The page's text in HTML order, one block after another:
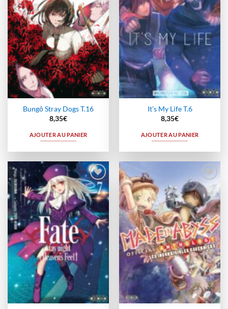
Bungô Stray Dogs T.16
8,35€
AJOUTER AU PANIER
It’s My Life T.6
8,35€
AJOUTER AU PANIER
Ajouter
à la
wishlist
Ajouter
à la
wishlist